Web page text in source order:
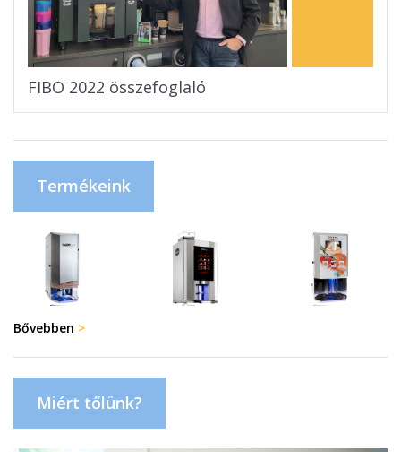
FIBO 2022 összefoglaló
Termékeink
Bővebben >
Miért tőlünk?